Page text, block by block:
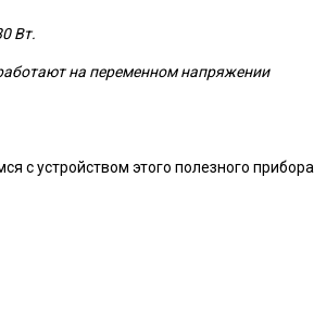
Вт.
на переменном напряжении
с устройством этого полезного прибора.